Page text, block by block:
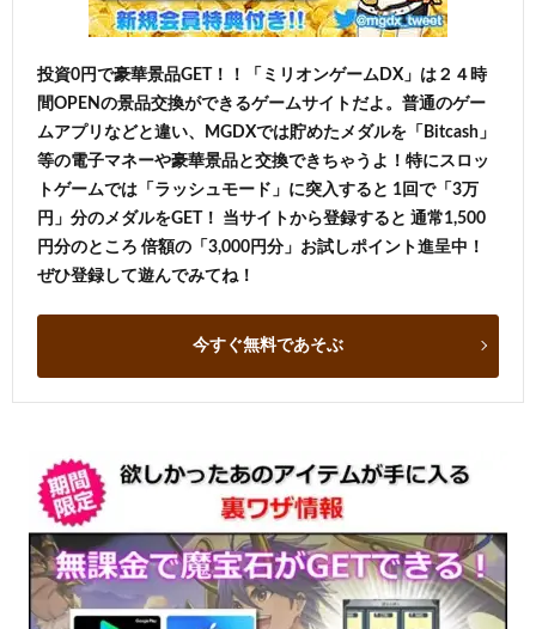
投資0円で豪華景品GET！！「ミリオンゲームDX」は２４時
間OPENの景品交換ができるゲームサイトだよ。普通のゲー
ムアプリなどと違い、MGDXでは貯めたメダルを「Bitcash」
等の電子マネーや豪華景品と交換できちゃうよ！特にスロッ
トゲームでは「ラッシュモード」に突入すると 1回で「3万
円」分のメダルをGET！ 当サイトから登録すると 通常1,500
円分のところ 倍額の「3,000円分」お試しポイント進呈中！
ぜひ登録して遊んでみてね！
今すぐ無料であそぶ